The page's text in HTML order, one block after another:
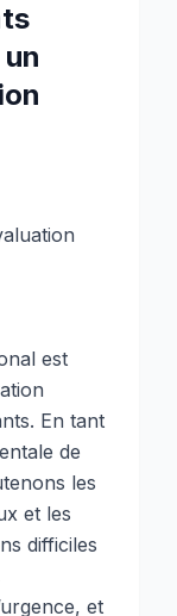
est
En tant
de
les
et les
difficiles
et